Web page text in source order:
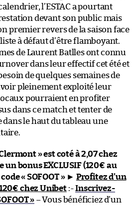
l’ESTAC a pourtant
devant son public mais
premier revers de la saison face
à défaut d’être flamboyant.
de Laurent Batlles ont connu
dans leur effectif cet été et
de quelques semaines de
pleinement exploité leur
pourraient en profiter
dans ce match et tenter de
le haut du tableau une
» est coté à 2,07 chez
un bonus EXCLUSIF (120€ au
« SOFOOT »► Profitez d’un
chez Unibet:-Inscrivez-
»– Vous bénéficiez d’un